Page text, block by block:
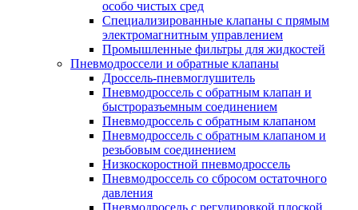
особо чистых сред
Специализированные клапаны с прямым
электромагнитным управлением
Промышленные фильтры для жидкостей
Пневмодроссели и обратные клапаны
Дроссель-пневмоглушитель
Пневмодроссель с обратным клапан и
быстроразъемным соединением
Пневмодроссель с обратным клапаном
Пневмодроссель с обратным клапаном и
резьбовым соединением
Низкоскоростной пневмодроссель
Пневмодроссель со сбросом остаточного
давления
Пневмодросель с регулировкой плоской